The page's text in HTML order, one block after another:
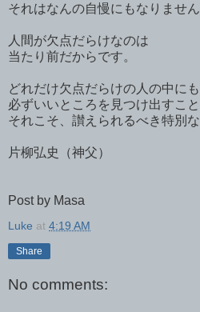
それはなんの自慢にもなりません
人間が欠点だらけなのは
当たり前だからです。
どれだけ欠点だらけの人の中にも
必ずいいところを見つけ出すこと
それこそ、讃えられるべき特別な
片柳弘史（神父）
Post by Masa
Luke at 4:19 AM
Share
No comments: